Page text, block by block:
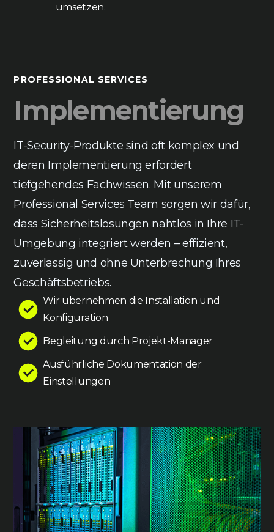
umsetzen.
PROFESSIONAL SERVICES
Implementierung
IT-Security-Produkte sind oft komplex und
deren Implementierung erfordert
tiefgehendes Fachwissen. Mit unserem
Professional Services Team sorgen wir dafür,
dass Sicherheitslösungen nahtlos in Ihre IT-
Umgebung integriert werden – effizient,
zuverlässig und ohne Unterbrechung Ihres
Geschäftsbetriebs.
Wir übernehmen die Installation und
Konfiguration
Begleitung durch Projekt-Manager
Ausführliche Dokumentation der
Einstellungen